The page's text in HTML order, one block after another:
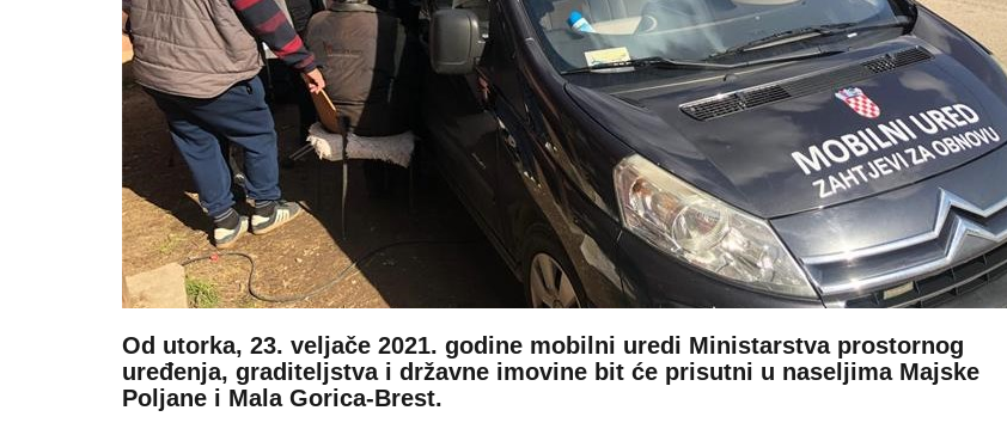
Od utorka, 23. veljače 2021. godine mobilni uredi Ministarstva prostornog
uređenja, graditeljstva i državne imovine bit će prisutni u naseljima Majske
Poljane i Mala Gorica-Brest.